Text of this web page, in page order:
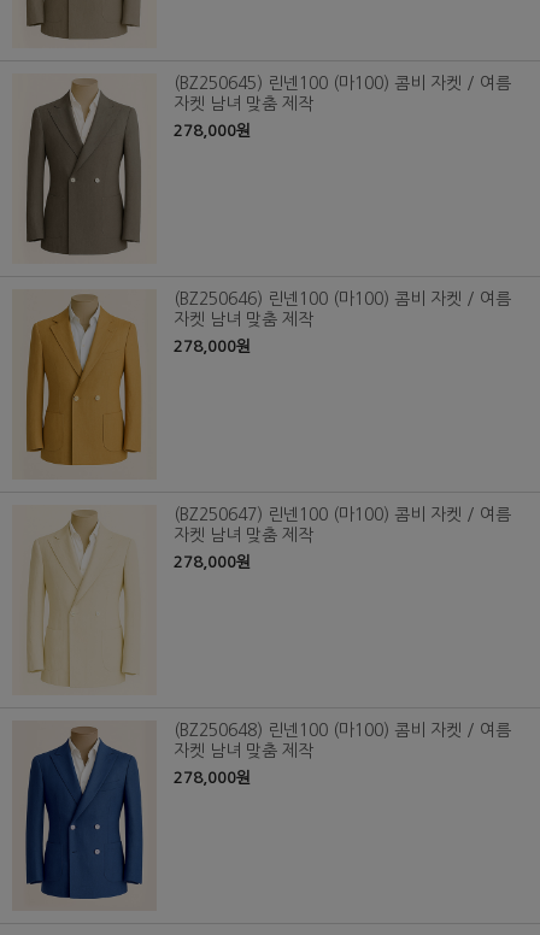
(BZ250645) 린넨100 (마100) 콤비 자켓 / 여름
자켓 남녀 맞춤 제작
278,000원
(BZ250646) 린넨100 (마100) 콤비 자켓 / 여름
자켓 남녀 맞춤 제작
278,000원
(BZ250647) 린넨100 (마100) 콤비 자켓 / 여름
자켓 남녀 맞춤 제작
278,000원
(BZ250648) 린넨100 (마100) 콤비 자켓 / 여름
자켓 남녀 맞춤 제작
278,000원